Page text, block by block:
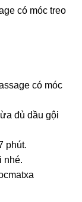
có móc treo
có móc
đủ dầu gội
phút.
nhé.